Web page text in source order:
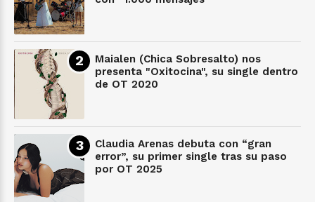
Maialen (Chica Sobresalto) nos
presenta "Oxitocina", su single dentro
de OT 2020
Claudia Arenas debuta con “gran
error”, su primer single tras su paso
por OT 2025